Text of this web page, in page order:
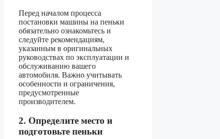
Перед началом процесса
постановки машины на пеньки
обязательно ознакомьтесь и
следуйте рекомендациям,
указанным в оригинальных
руководствах по эксплуатации и
обслуживанию вашего
автомобиля. Важно учитывать
особенности и ограничения,
предусмотренные
производителем.
2. Определите место и
подготовьте пеньки